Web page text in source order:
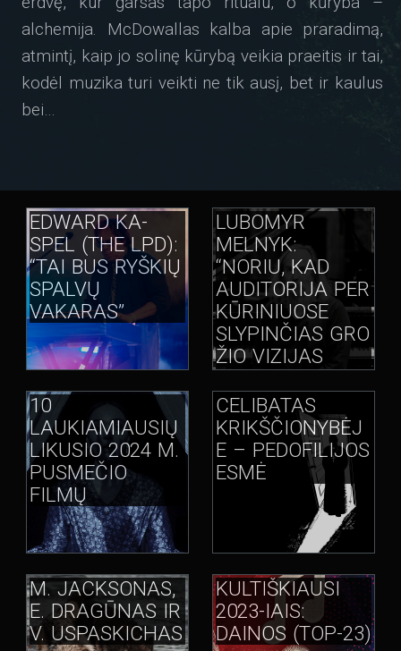
alchemija. McDowallas kalba apie praradimą,
atmintį, kaip jo solinę kūrybą veikia praeitis ir tai,
kodėl muzika turi veikti ne tik ausį, bet ir kaulus
bei…
EDWARD KA-
SPEL (THE LPD):
“TAI BUS RYŠKIŲ
SPALVŲ
VAKARAS”
LUBOMYR
MELNYK:
“NORIU, KAD
AUDITORIJA PER
KŪRINIUOSE
SLYPINČIAS GRO
ŽIO VIZIJAS
LAIMINGA”
10
LAUKIAMIAUSIŲ
LIKUSIO 2024 M.
PUSMEČIO
FILMŲ
CELIBATAS
KRIKŠČIONYBĖJ
E – PEDOFILIJOS
ESMĖ
M. JACKSONAS,
E. DRAGŪNAS IR
V. USPASKICHAS
KULTIŠKIAUSI
2023-IAIS:
DAINOS (TOP-23)